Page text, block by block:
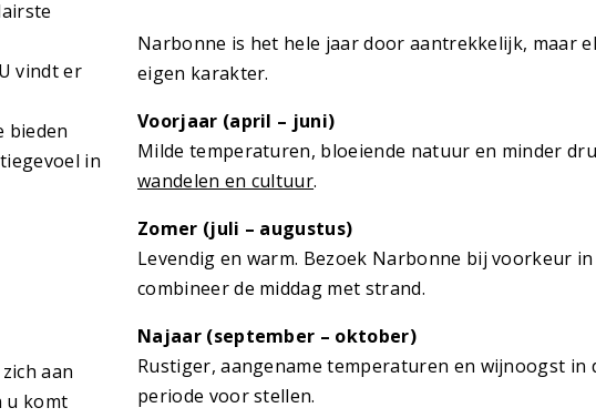
vindt er
bieden
in
aan
u komt
Narbonne is het hele jaar door aantrekkelijk, maar
eigen karakter.
Voorjaar (april – juni)
Milde temperaturen, bloeiende natuur en minder
wandelen en cultuur.
Zomer (juli – augustus)
Levendig en warm. Bezoek Narbonne bij voorkeur
combineer de middag met strand.
Najaar (september – oktober)
Rustiger, aangename temperaturen en wijnoogst in
periode voor stellen.